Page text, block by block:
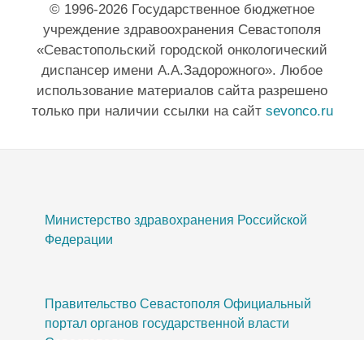
© 1996-2026 Государственное бюджетное
учреждение здравоохранения Севастополя
«Севастопольский городской онкологический
диспансер имени А.А.Задорожного». Любое
использование материалов сайта разрешено
только при наличии ссылки на сайт sevonco.ru
Министерство здравохранения Российской
Федерации
Правительство Севастополя Официальный
портал органов государственной власти